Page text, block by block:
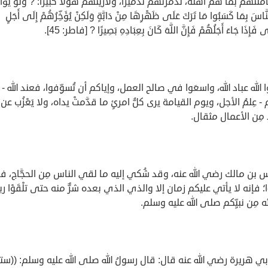
بِمَا كَسَبُوا مَا تَرَكَ عَلَى ظَهْرِهَا مِنْ دَابَّةٍ وَلَكِنْ يُؤَخِّرُهُمْ إِلَى أَجَلٍ
جَاءَ أَجَلُهُمْ فَإِنَّ اللَّهَ كَانَ بِعِبَادِهِ بَصِيرًا ? [فاطر: 45].
الله عباد الله، واسعَوا في صالح العمل، وإياكم أن تُسوِّفوا، فعند الله -
- عِلمُ الأجل، ويوم القيامة يرى كلُّ امرئٍ ما قدَّمتْ يداه، ولا يَعْزُب
مِن الأعمال مثقال.
بن مالك رضي الله عنه، وقد شُكي إليه ما لقي الناس مِن الحجَّاج،
فإنه لا يأتي عليكم زمان إلا والذي الذي بعده شرٌّ منه حتى تلْقَوْا
مِن نبيِّكم صلى الله عليه وسلم.
هريرة رضي الله عنه قال: قال رسولُ الله صلى الله عليه وسلم: